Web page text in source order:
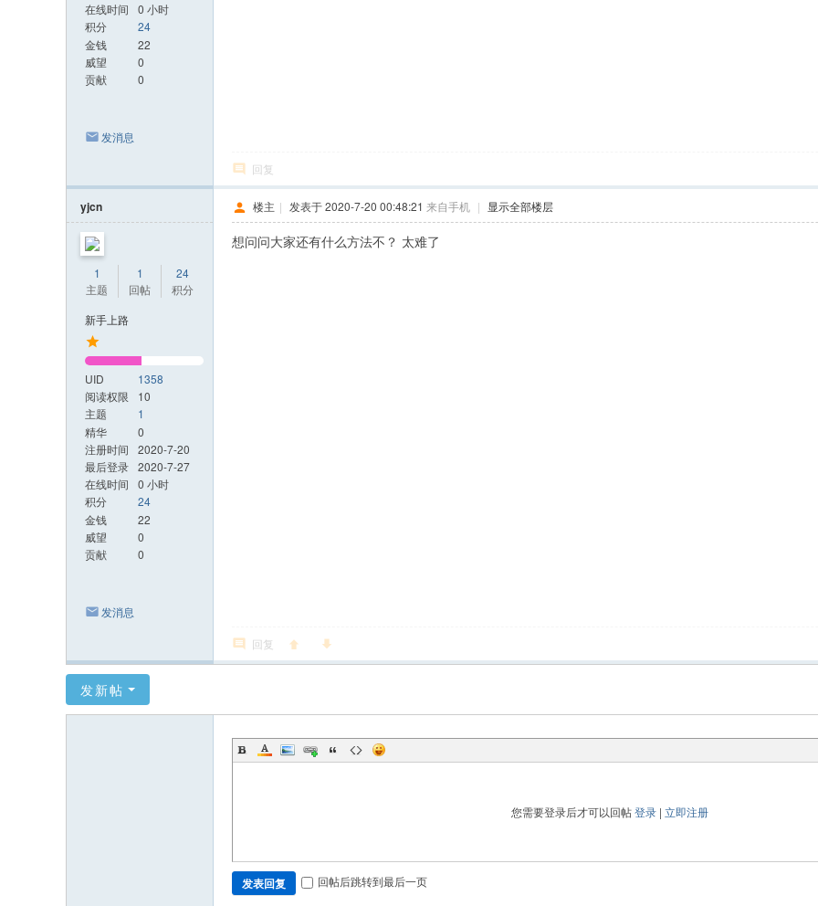
在线时间
0 小时
积分
24
金钱
22
威望
0
贡献
0
发消息
回复
yjcn
1
主题
1
回帖
24
积分
新手上路
UID
1358
阅读权限
10
主题
1
精华
0
注册时间
2020-7-20
最后登录 2020-7-27
在线时间
0 小时
积分
24
金钱
22
威望
0
贡献
0
发消息
楼主 | 发表于 2020-7-20 00:48:21 来自手机 | 显示全部楼层
想问问大家还有什么方法不？ 太难了
回复
发新帖
您需要登录后才可以回帖登录| 立即注册
发表回复 回帖后跳转到最后一页